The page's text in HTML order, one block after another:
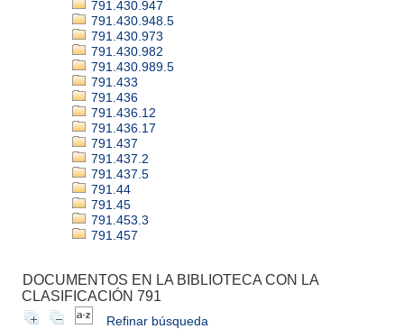
791.430.947
791.430.948.5
791.430.973
791.430.982
791.430.989.5
791.433
791.436
791.436.12
791.436.17
791.437
791.437.2
791.437.5
791.44
791.45
791.453.3
791.457
DOCUMENTOS EN LA BIBLIOTECA CON LA
CLASIFICACIÓN 791
Refinar búsqueda